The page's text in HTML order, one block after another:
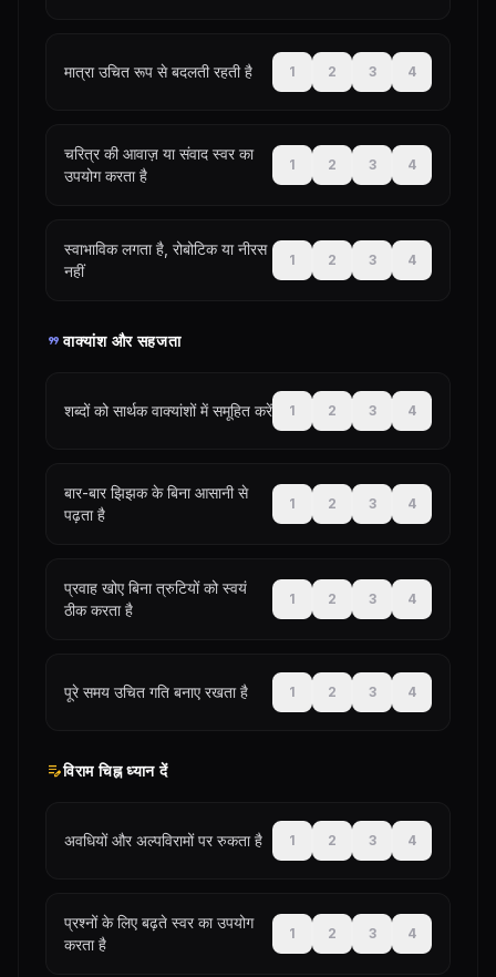
मात्रा उचित रूप से बदलती रहती है 1 2 3 4
चरित्र की आवाज़ या संवाद स्वर का
उपयोग करता है
1 2 3 4
स्वाभाविक लगता है, रोबोटिक या नीरस
नहीं
1 2 3 4
format_quoteवाक्यांश और सहजता
शब्दों को सार्थक वाक्यांशों में समूहित करें 1 2 3 4
बार-बार झिझक के बिना आसानी से
पढ़ता है
1 2 3 4
प्रवाह खोए बिना त्रुटियों को स्वयं
ठीक करता है
1 2 3 4
पूरे समय उचित गति बनाए रखता है 1 2 3 4
edit_noteविराम चिह्न ध्यान दें
अवधियों और अल्पविरामों पर रुकता है 1 2 3 4
प्रश्नों के लिए बढ़ते स्वर का उपयोग
करता है
1 2 3 4